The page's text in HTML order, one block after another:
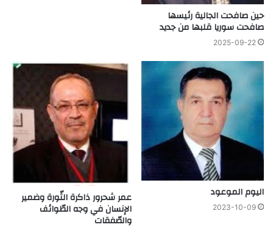
حين صافحت الجالية رئيسها
صافحت سوريا قلبها من جديد
2025-09-22
اليوم الموعود
2023-10-09
عمر شحرور ذاكرة الثّورة وضمير
الإنسان في وجه الطّوائف
والصّفقات